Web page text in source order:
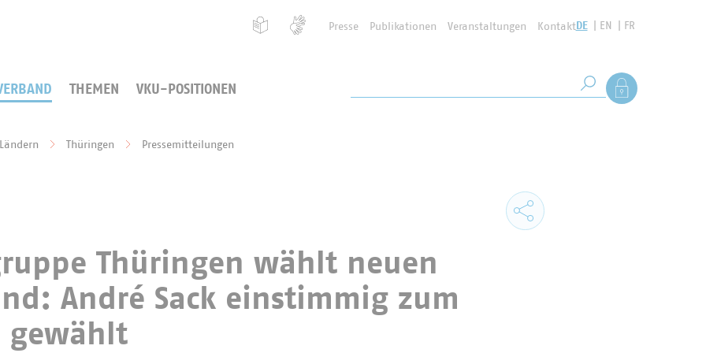
Presse Publikationen Veranstaltungen KontaktDE EN FR
THEMEN VKU-POSITIONEN Suche starten
Als Mitglied
Thüringen Pressemitteilungen
Thüringen wählt neuen
André Sack einstimmig zum
gewählt